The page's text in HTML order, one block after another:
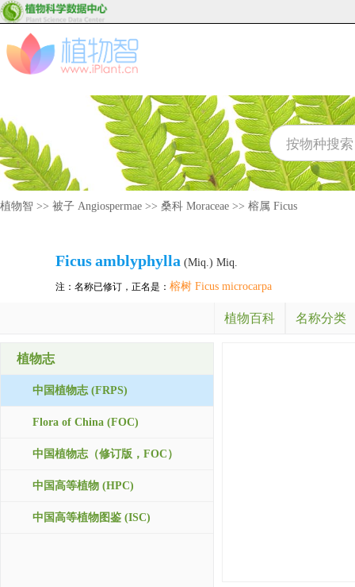
植物智 >> 被子 Angiospermae >> 桑科 Moraceae >> 榕属 Ficus
Ficusamblyphylla (Miq.) Miq.
注：名称已修订，正名是： 榕树 Ficus microcarpa
植物百科 名称分类
植物志
中国植物志 (FRPS)
Flora of China (FOC)
中国植物志（修订版，FOC）
中国高等植物 (HPC)
中国高等植物图鉴 (ISC)